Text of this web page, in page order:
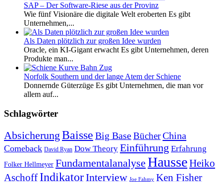
SAP – Der Software-Riese aus der Provinz
Wie fünf Visionäre die digitale Welt eroberten Es gibt
Unternehmen,...
Als Daten plötzlich zur großen Idee wurden
Oracle, ein KI-Gigant erwacht Es gibt Unternehmen, deren
Produkte man...
Norfolk Southern und der lange Atem der Schiene
Donnernde Güterzüge Es gibt Unternehmen, die man vor
allem auf...
Schlagwörter
Absicherung Baisse Big BaseBücherChina
Comeback David Ryan Dow Theory Einführung Erfahrung
Folker Hellmeyer Fundamentalanalyse HausseHeiko
Aschoff IndikatorInterview Joe Fahmy Ken Fisher